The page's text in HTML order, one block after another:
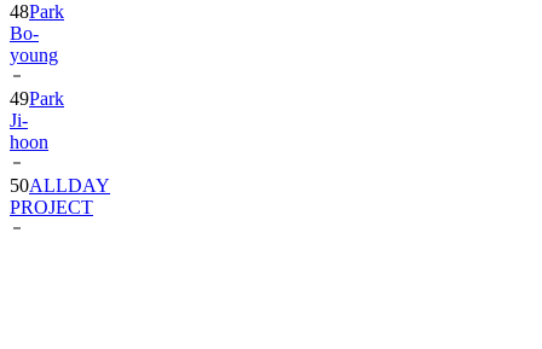
48Park
Bo-
young
49Park
Ji-
hoon
50ALLDAY
PROJECT